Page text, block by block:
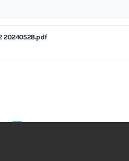
20240528.pdf